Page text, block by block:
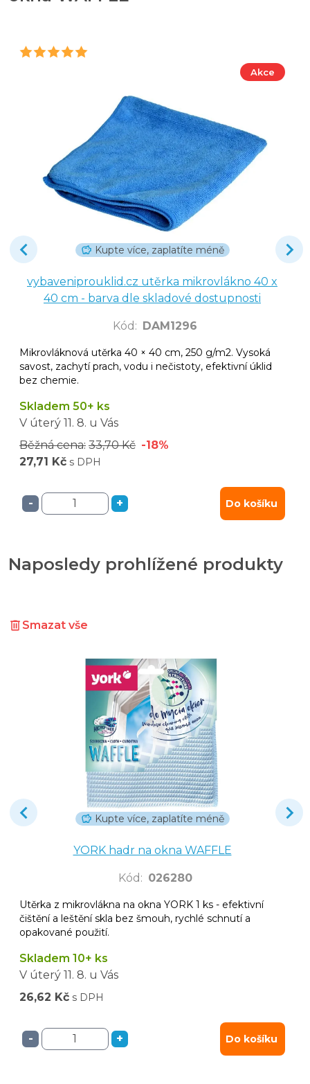
Akce
Kupte více, zaplatíte méně
vybaveniprouklid.cz utěrka mikrovlákno 40 x
40 cm - barva dle skladové dostupnosti
Kód : DAM1296
Mikrovláknová utěrka 40 × 40 cm, 250 g/m2. Vysoká
savost, zachytí prach, vodu i nečistoty, efektivní úklid
bez chemie.
Skladem 50+ ks
V úterý 11. 8. u Vás
Běžná cena: 33,70 Kč -18%
27,71 Kč s DPH
- + Do košíku
Naposledy prohlížené produkty
Smazat vše
Kupte více, zaplatíte méně
YORK hadr na okna WAFFLE
Kód : 026280
Utěrka z mikrovlákna na okna YORK 1 ks - efektivní
čištění a leštění skla bez šmouh, rychlé schnutí a
opakované použití.
Skladem 10+ ks
V úterý 11. 8. u Vás
26,62 Kč s DPH
- + Do košíku